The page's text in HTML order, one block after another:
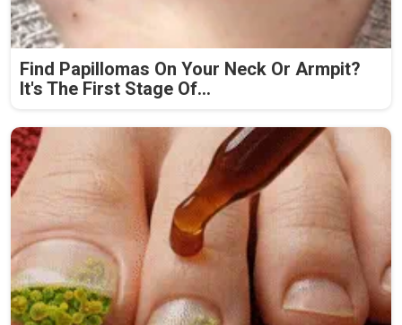
Find Papillomas On Your Neck Or Armpit?
It's The First Stage Of...